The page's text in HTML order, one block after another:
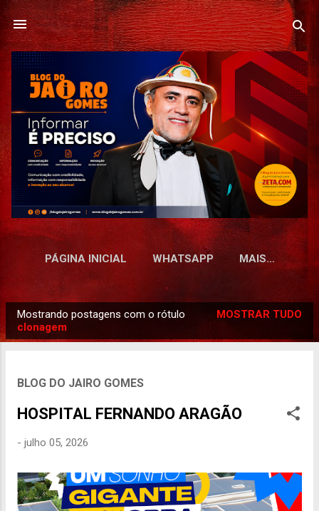
Pular para o conteúdo principal
PÁGINA INICIAL WHATSAPP MAIS…
o
Mostrando postagens com o rótulo
clonagem
MOSTRAR TUDO
BLOG DO JAIRO GOMES
HOSPITAL FERNANDO ARAGÃO
- julho 05, 2026